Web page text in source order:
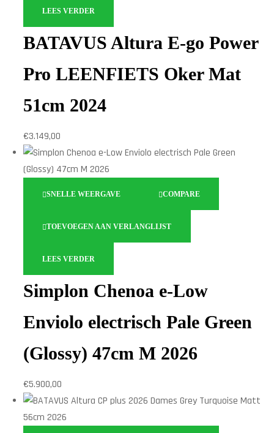
LEES VERDER
BATAVUS Altura E-go Power
Pro LEENFIETS Oker Mat
51cm 2024
€3.149,00
SNELLE WEERGAVE COMPARE
TOEVOEGEN AAN VERLANGLIJST
LEES VERDER
Simplon Chenoa e-Low
Enviolo electrisch Pale Green
(Glossy) 47cm M 2026
€5.900,00